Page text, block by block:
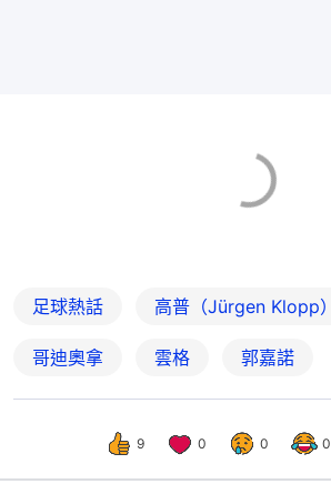
足球熱話 高普（Jürgen Klopp）
哥迪奧拿 雲格 郭嘉諾
9 0 0 0